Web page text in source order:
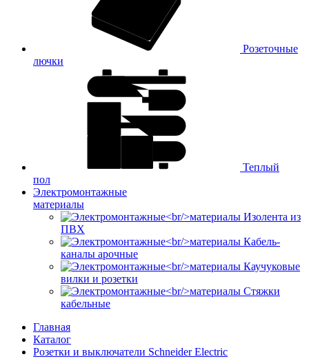
Розеточные
лючки
Теплый
пол
Электромонтажные
материалы
Изолента из
ПВХ
Кабель-
каналы арочные
Каучуковые
вилки и розетки
Стяжки
кабельные
Главная
Каталог
Розетки и выключатели Schneider Electric